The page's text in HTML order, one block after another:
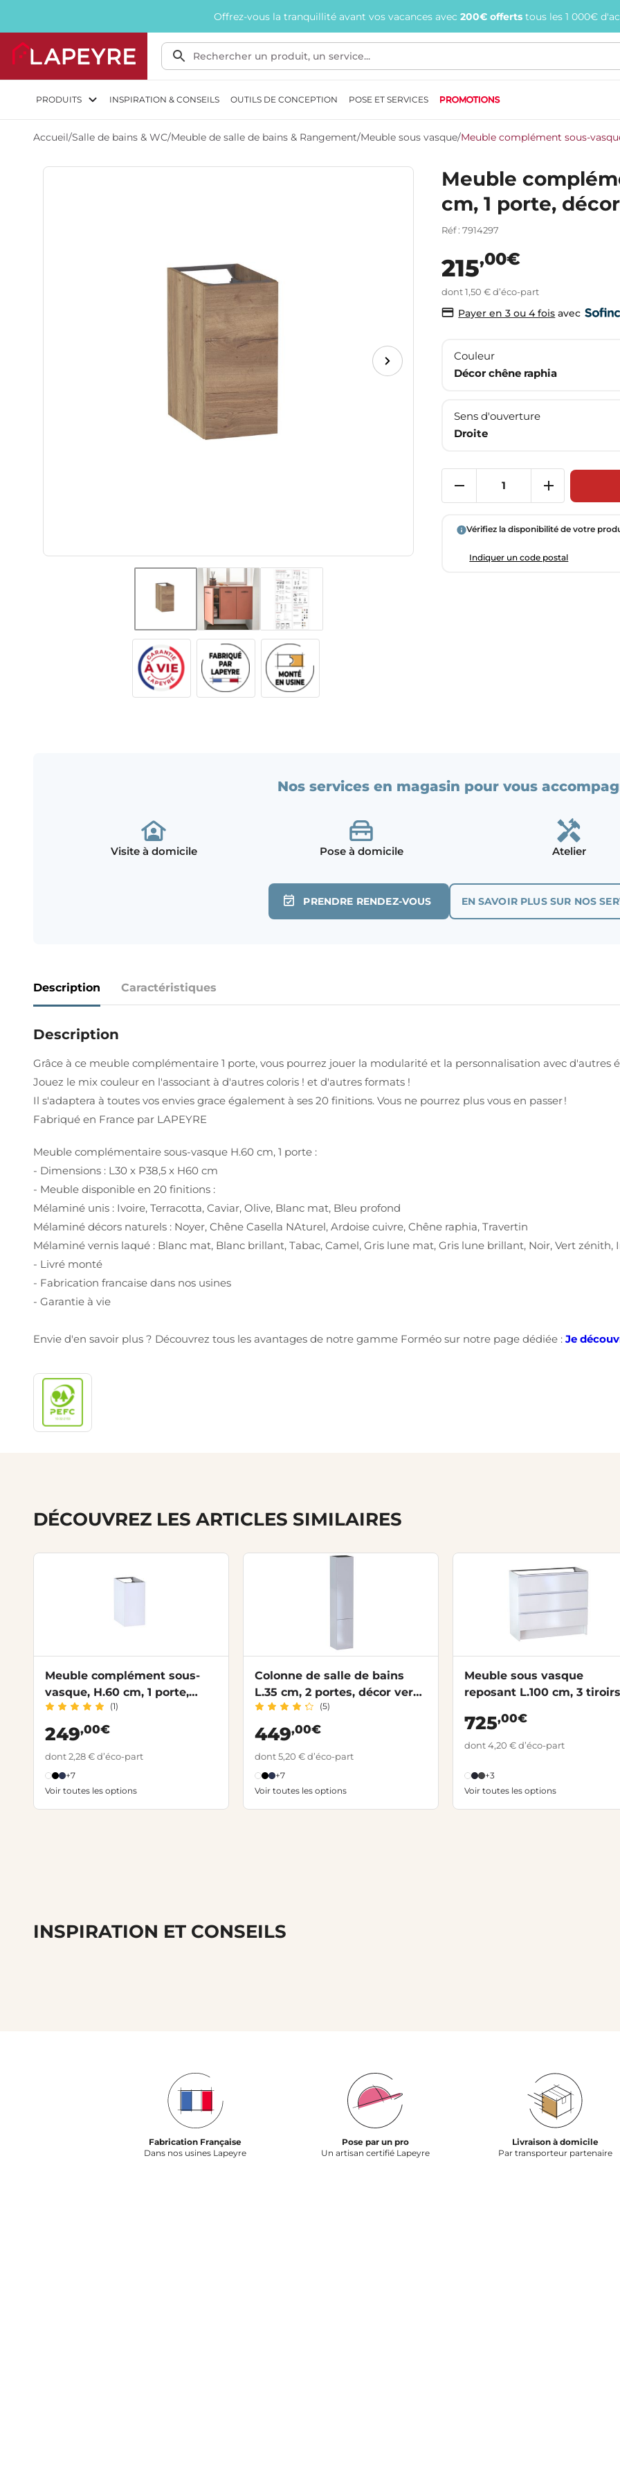
Offrez-vous la tranquillité avant vos vacances avec 200€ offerts tous les 1 000€
PRODUITS INSPIRATION & CONSEILS OUTILS DE CONCEPTION POSE ET SERVICES PROMOTIONS
Accueil/Salle de bains & WC/Meuble de salle de bains & Rangement/Meuble sous vasque/Meuble complément sous-
Meuble
cm, 1 porte,
Réf : 7914297
215,00€
dont 1,50 € d’éco-part
Payer en 3 ou 4 fois avec
Couleur
Décor chêne raphia
Sens d'ouverture
Droite
Vérifiez la disponibilité de votre
Indiquer un code postal
Nos services en magasin pour vous
Visite à domicile Pose à domicile Atelier
PRENDRE RENDEZ-VOUS EN SAVOIR PLUS SUR NOS
Description Caractéristiques
Description
Grâce à ce meuble complémentaire 1 porte, vous pourrez jouer la modularité et la personnalisation avec d'autres
Jouez le mix couleur en l'associant à d'autres coloris ! et d'autres formats !
Il s'adaptera à toutes vos envies grace également à ses 20 finitions. Vous ne pourrez plus vous en passer !
Fabriqué en France par LAPEYRE
Meuble complémentaire sous-vasque H.60 cm, 1 porte :
- Dimensions : L30 x P38,5 x H60 cm
- Meuble disponible en 20 finitions :
Mélaminé unis : Ivoire, Terracotta, Caviar, Olive, Blanc mat, Bleu profond
Mélaminé décors naturels : Noyer, Chêne Casella NAturel, Ardoise cuivre, Chêne raphia, Travertin
Mélaminé vernis laqué : Blanc mat, Blanc brillant, Tabac, Camel, Gris lune mat, Gris lune brillant, Noir, Vert zénith,
- Livré monté
- Fabrication francaise dans nos usines
- Garantie à vie
Envie d'en savoir plus ? Découvrez tous les avantages de notre gamme Forméo sur notre page dédiée : Je
DÉCOUVREZ LES ARTICLES SIMILAIRES
Meuble complément sous-
vasque, H.60 cm, 1 porte,
décor verni laqué FORMEO
(1)
249,00€
dont 2,28 € d’éco-part
+7
Voir toutes les options
Colonne de salle de bains
L.35 cm, 2 portes, décor verni
laqué FORMEO
(5)
449,00€
dont 5,20 € d’éco-part
+7
Voir toutes les options
Meuble sous vasque
reposant L.100 cm, 3
725,00€
dont 4,20 € d’éco-part
+3
Voir toutes les options
INSPIRATION ET CONSEILS
Fabrication Française
Dans nos usines Lapeyre
Pose par un pro
Un artisan certifié Lapeyre
Livraison à domicile
Par transporteur partenaire